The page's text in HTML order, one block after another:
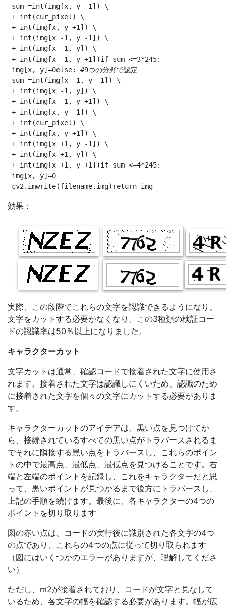
sum =int(img[x, y -1]) \
+ int(cur_pixel) \
+ int(img[x, y +1]) \
+ int(img[x -1, y -1]) \
+ int(img[x -1, y]) \
+ int(img[x -1, y +1])if sum <=3*245:
img[x, y]=0else: #9つの分野で認定
sum =int(img[x -1, y -1]) \
+ int(img[x -1, y]) \
+ int(img[x -1, y +1]) \
+ int(img[x, y -1]) \
+ int(cur_pixel) \
+ int(img[x, y +1]) \
+ int(img[x +1, y -1]) \
+ int(img[x +1, y]) \
+ int(img[x +1, y +1])if sum <=4*245:
img[x, y]=0
効果：
実際、この段階でこれらの文字を認識できるようになり、
文字をカットする必要がなくなり、この3種類の検証コー
ドの認識率は50％以上になりました。
キャラクターカット
文字カットは通常、確認コードで接着された文字に使用さ
れます。接着された文字は認識しにくいため、認識のため
に接着された文字を個々の文字にカットする必要がありま
す。
キャラクターカットのアイデアは、黒い点を見つけてか
ら、接続されているすべての黒い点がトラバースされるま
でそれに隣接する黒い点をトラバースし、これらのポイン
トの中で最高点、最低点、最低点を見つけることです。右
端と左端のポイントを記録し、これをキャラクターだと思
って、黒いポイントが見つかるまで後方にトラバースし、
上記の手順を続けます。最後に、各キャラクターの4つの
ポイントを切り取ります
図の赤い点は、コードの実行後に識別された各文字の4つ
の点であり、これらの4つの点に従って切り取られます
（図にはいくつかのエラーがありますが、理解してくださ
い）
ただし、m2が接着されており、コードが文字と見なして
いるため、各文字の幅を確認する必要があります。幅が広